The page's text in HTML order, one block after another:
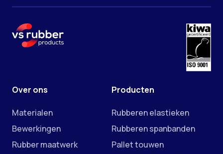
Over ons
Materialen
Bewerkingen
Rubber maatwerk
Producten
Rubberen elastieken
Rubberen spanbanden
Pallet touwen